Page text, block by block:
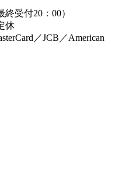
受付20：00）
休
／JCB／American